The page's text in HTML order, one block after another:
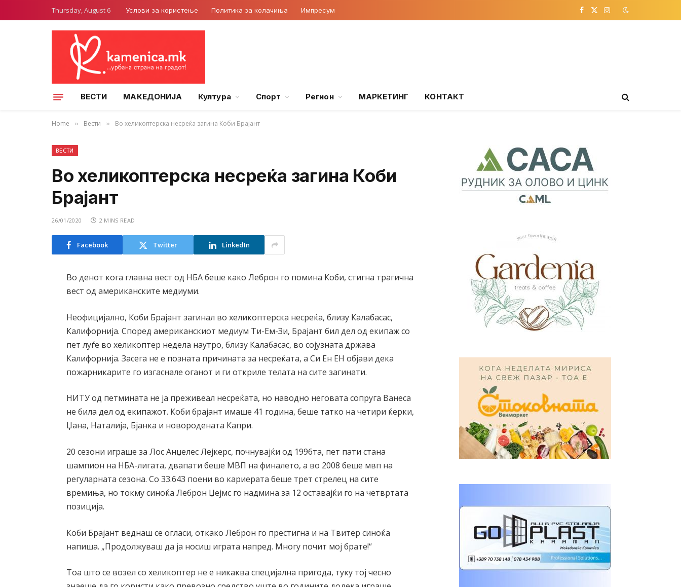
Thursday, August 6 Услови за користење Политика за колачиња Импресум Facebook
X
Instagram
ВЕСТИ МАКЕДОНИЈА Култура Спорт Регион МАРКЕТИНГ КОНТАКТ
Home » Вести » Во хеликоптерска несреќа загина Коби Брајант
ВЕСТИ
Во хеликоптерска несреќа загина Коби
Брајант
26/01/2020 2 MINS READ
Facebook Twitter LinkedIn
Во денот кога главна вест од НБА беше како Леброн го помина Коби, стигна трагична
вест од американските медиуми.
Неофицијално, Коби Брајант загинал во хеликоптерска несреќа, близу Калабасас,
Калифорнија. Според американскиот медиум Ти-Ем-Зи, Брајант бил дел од екипаж со
пет луѓе во хеликоптер недела наутро, близу Калабасас, во сојузната држава
Калифорнија. Засега не е позната причината за несреќата, а Си Ен ЕН објави дека
пожарникарите го изгаснале оганот и ги откриле телата на сите загинати.
НИТУ од петмината не ја преживеал несреќата, но наводно неговата сопруга Ванеса
не била дел од екипажот. Коби брајант имаше 41 година, беше татко на четири ќерки,
Џана, Наталија, Бјанка и новородената Капри.
20 сезони играше за Лос Анџелес Лејкерс, почнувајќи од 1996та, пет пати стана
шампион на НБА-лигата, двапати беше МВП на финалето, а во 2008 беше мвп на
регуларната сезона. Со 33.643 поени во кариерата беше трет стрелец на сите
времиња, но токму синоќа Леброн Џејмс го надмина за 12 оставајќи го на четвртата
позиција.
Коби Брајант веднаш се огласи, откако Леброн го престигна и на Твитер синоќа
напиша. „Продолжуваш да ја носиш играта напред. Многу почит мој брате!“
Тоа што се возел со хеликоптер не е никаква специјална пригода, туку тој чесно